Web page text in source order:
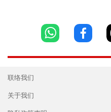
联络我们
关于我们